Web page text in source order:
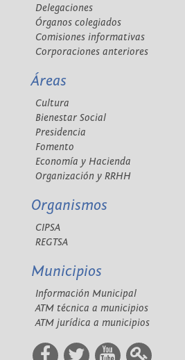
Delegaciones
Órganos colegiados
Comisiones informativas
Corporaciones anteriores
Áreas
Cultura
Bienestar Social
Presidencia
Fomento
Economía y Hacienda
Organización y RRHH
Organismos
CIPSA
REGTSA
Municipios
Información Municipal
ATM técnica a municipios
ATM jurídica a municipios